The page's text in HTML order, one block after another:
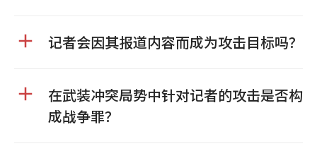
记者会因其报道内容而成为攻击目标吗？
在武装冲突局势中针对记者的攻击是否构
成战争罪？